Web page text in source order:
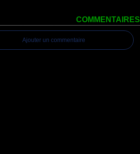
COMMENTAIRES
Ajouter un commentaire